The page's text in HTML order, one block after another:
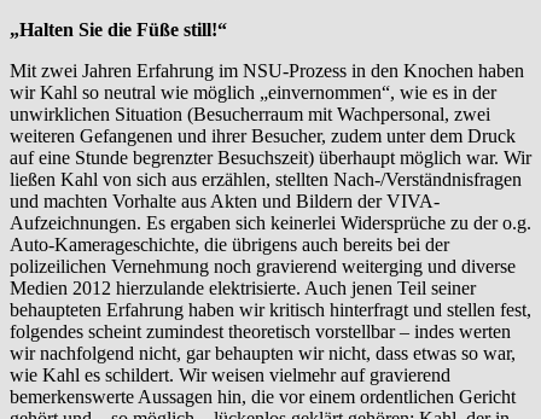
„Halten Sie die Füße still!“
Mit zwei Jahren Erfahrung im NSU-Prozess in den Knochen haben
wir Kahl so neutral wie möglich „einvernommen“, wie es in der
unwirklichen Situation (Besucherraum mit Wachpersonal, zwei
weiteren Gefangenen und ihrer Besucher, zudem unter dem Druck
auf eine Stunde begrenzter Besuchszeit) überhaupt möglich war. Wir
ließen Kahl von sich aus erzählen, stellten Nach-/Verständnisfragen
und machten Vorhalte aus Akten und Bildern der VIVA-
Aufzeichnungen. Es ergaben sich keinerlei Widersprüche zu der o.g.
Auto-Kamerageschichte, die übrigens auch bereits bei der
polizeilichen Vernehmung noch gravierend weiterging und diverse
Medien 2012 hierzulande elektrisierte. Auch jenen Teil seiner
behaupteten Erfahrung haben wir kritisch hinterfragt und stellen fest,
folgendes scheint zumindest theoretisch vorstellbar – indes werten
wir nachfolgend nicht, gar behaupten wir nicht, dass etwas so war,
wie Kahl es schildert. Wir weisen vielmehr auf gravierend
bemerkenswerte Aussagen hin, die vor einem ordentlichen Gericht